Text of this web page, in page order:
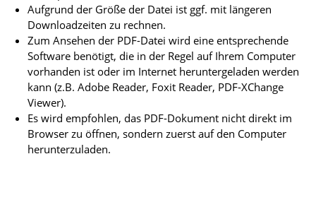
Aufgrund der Größe der Datei ist ggf. mit längeren
Downloadzeiten zu rechnen.
Zum Ansehen der PDF-Datei wird eine entsprechende
Software benötigt, die in der Regel auf Ihrem Computer
vorhanden ist oder im Internet heruntergeladen werden
kann (z.B. Adobe Reader, Foxit Reader, PDF-XChange
Viewer).
Es wird empfohlen, das PDF-Dokument nicht direkt im
Browser zu öffnen, sondern zuerst auf den Computer
herunterzuladen.